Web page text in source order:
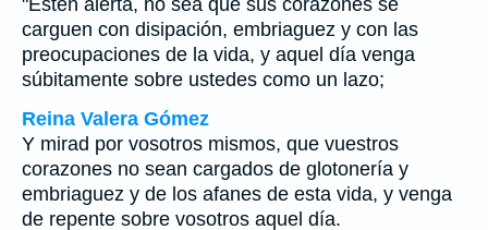
"Estén alerta, no sea que sus corazones se
carguen con disipación, embriaguez y con las
preocupaciones de la vida, y aquel día venga
súbitamente sobre ustedes como un lazo;
Reina Valera Gómez
Y mirad por vosotros mismos, que vuestros
corazones no sean cargados de glotonería y
embriaguez y de los afanes de esta vida, y venga
de repente sobre vosotros aquel día.